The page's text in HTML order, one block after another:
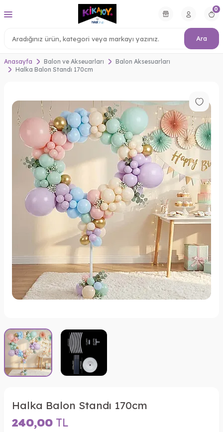
Ara
0
Anasayfa Balon ve Akseuarları
Balon Aksesuarları
Halka Balon Standı 170cm
Halka Balon Standı 170cm
240,00 TL